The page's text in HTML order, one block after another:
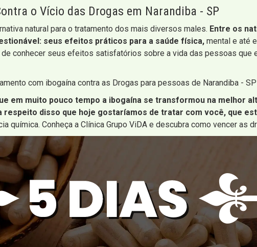
o Vício das Drogas em Narandiba - SP
natural para o tratamento dos mais diversos males. Entre os
seus efeitos práticos para a saúde física, mental e até
conhecer seus efeitos satisfatórios sobre a vida das pessoas que
com ibogaína contra as Drogas para pessoas de Narandiba -
em muito pouco tempo a ibogaína se transformou na melhor
disso que hoje gostaríamos de tratar com você, que
química. Conheça a Clínica Grupo ViDA e descubra como vencer as